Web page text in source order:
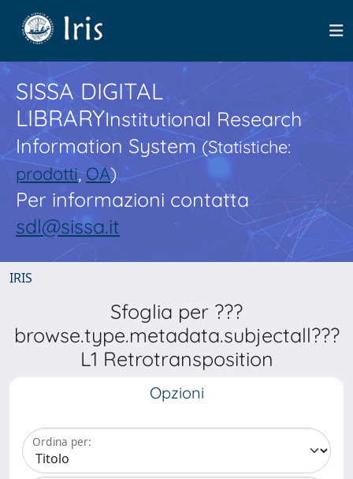
SISSA DIGITAL
LIBRARYInstitutional Research
Information System(Statistiche:
prodotti,OA)
Per informazioni contatta
sdl@sissa.it
IRIS
Sfoglia per ???
browse.type.metadata.subjectall???
L1 Retrotransposition
Opzioni
Ordina per: